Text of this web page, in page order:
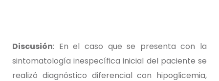
Discusión: En el caso que se presenta con la
sintomatología inespecífica inicial del paciente se
realizó diagnóstico diferencial con hipoglicemia,